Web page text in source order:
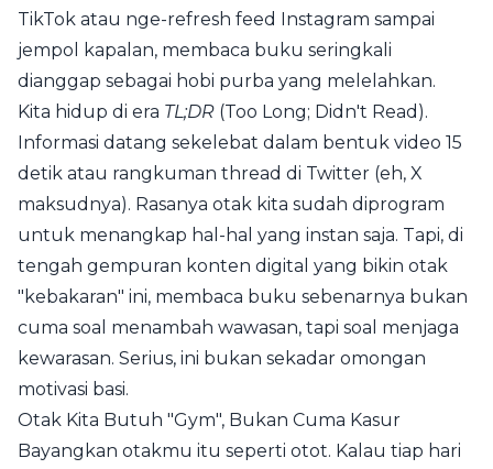
TikTok atau nge-refresh feed Instagram sampai
jempol kapalan, membaca buku seringkali
dianggap sebagai hobi purba yang melelahkan.
Kita hidup di era TL;DR (Too Long; Didn't Read).
Informasi datang sekelebat dalam bentuk video 15
detik atau rangkuman thread di Twitter (eh, X
maksudnya). Rasanya otak kita sudah diprogram
untuk menangkap hal-hal yang instan saja. Tapi, di
tengah gempuran konten digital yang bikin otak
"kebakaran" ini, membaca buku sebenarnya bukan
cuma soal menambah wawasan, tapi soal menjaga
kewarasan. Serius, ini bukan sekadar omongan
motivasi basi.
Otak Kita Butuh "Gym", Bukan Cuma Kasur
Bayangkan otakmu itu seperti otot. Kalau tiap hari